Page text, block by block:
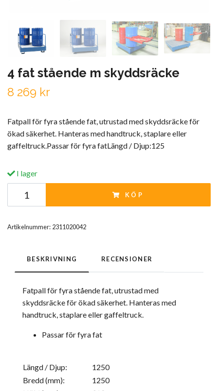
4 fat stående m skyddsräcke
8 269 kr
Fatpall för fyra stående fat, utrustad med skyddsräcke för
ökad säkerhet. Hanteras med handtruck, staplare eller
gaffeltruck.Passar för fyra fatLängd / Djup:125
I lager
KÖP
Artikelnummer: 2311020042
BESKRIVNING RECENSIONER
Fatpall för fyra stående fat, utrustad med
skyddsräcke för ökad säkerhet. Hanteras med
handtruck, staplare eller gaffeltruck.
Passar för fyra fat
Längd / Djup:
1250
Bredd (mm):
1250